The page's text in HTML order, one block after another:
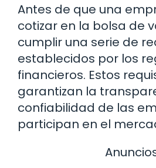
Antes de que una
cotizar en la bolsa de
cumplir una serie de
establecidos por los
financieros. Estos
garantizan la
confiabilidad de las
participan en el